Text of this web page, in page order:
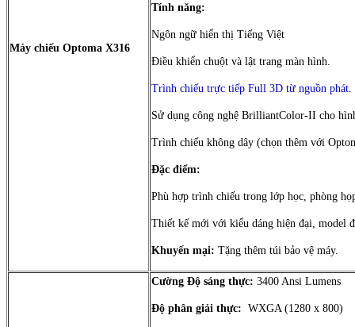
Máy chiếu Optoma X316
Tính năng:
Ngôn ngữ hiển thị Tiếng Việt
Điều khiển chuột và lật trang màn hình.
Trình chiếu trực tiếp Full 3D từ nguồn phát
Sử dụng công nghệ BrilliantColor-II cho
Trình chiếu không dây (chọn thêm với
Đặc điểm:
Phù hợp trình chiếu trong lớp học, phòng
Thiết kế mới với kiểu dáng hiện đại, model
Khuyến mại: Tặng thêm túi bảo vệ máy.
Cường Độ sáng thực: 3400 Ansi Lumens
Độ phân giải thực: WXGA (1280 x 800)